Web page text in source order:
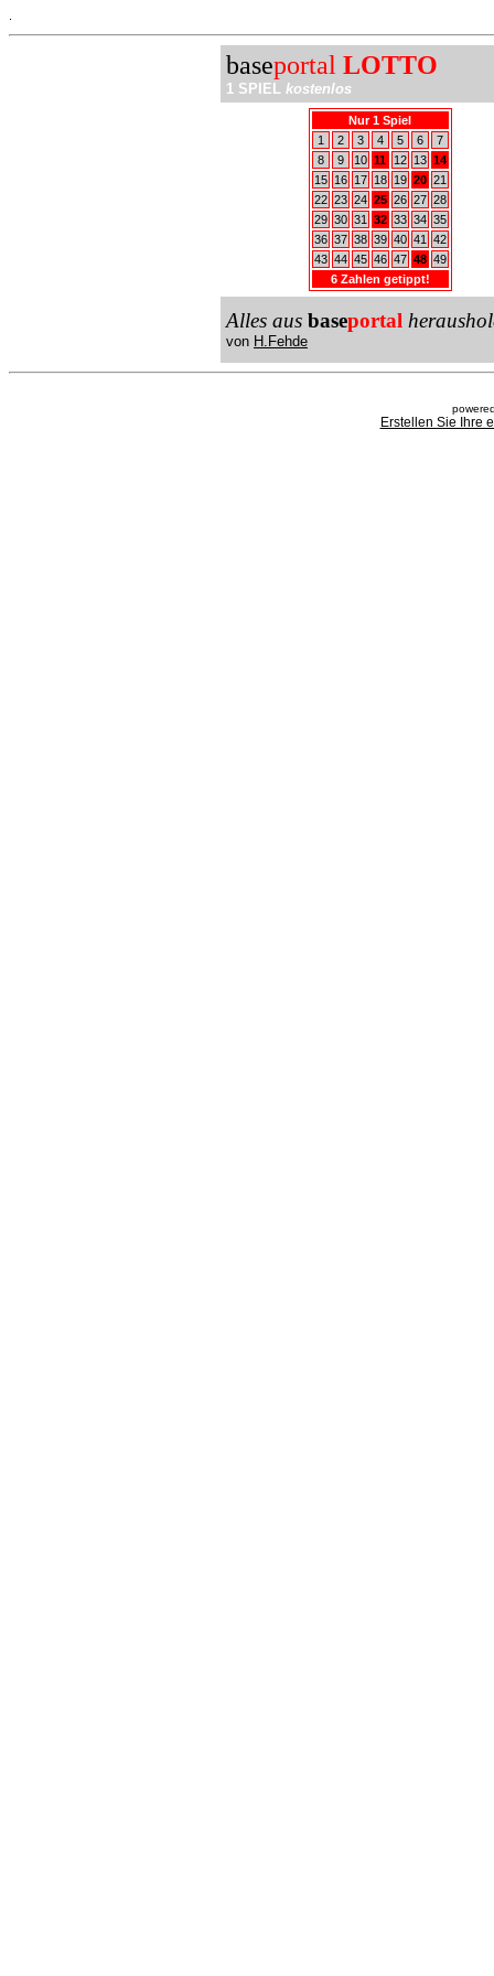
baseportal LOTTO
1 SPIEL kostenlos
Nur 1 Spiel
1
2 3 4 5 6
7
8
9 10 11 12 13 14
15
16 17 18 19 20 21
22 23 24 25 26 27 28
29 30 31 32 33 34 35
36 37 38 39 40 41
42
43 44 45 46 47 48 49
6 Zahlen getippt!
Alles aus baseportal
von H.Fehde
Erstellen Sie Ihre